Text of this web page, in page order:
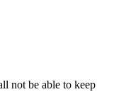
not be able to keep